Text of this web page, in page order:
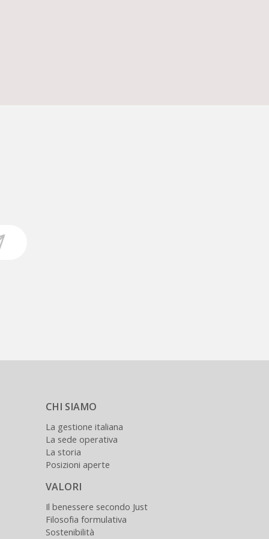
CHI SIAMO
La gestione italiana
La sede operativa
La storia
Posizioni aperte
VALORI
Il benessere secondo Just
Filosofia formulativa
Sostenibilità